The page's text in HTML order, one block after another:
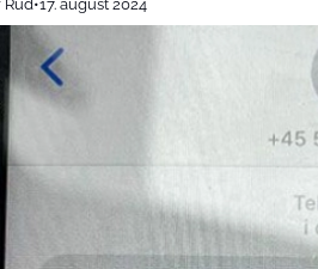
Rud•17. august 2024